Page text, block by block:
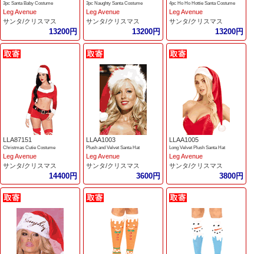
3pc Santa Baby Costume
Leg Avenue
サンタ/クリスマス
13200円
3pc Naughty Santa Costume
Leg Avenue
サンタ/クリスマス
13200円
4pc Ho Ho Hottie Santa Costume
Leg Avenue
サンタ/クリスマス
13200円
LLA87151
Christmas Cutie Costume
Leg Avenue
サンタ/クリスマス
14400円
LLAA1003
Plush and Velvet Santa Hat
Leg Avenue
サンタ/クリスマス
3600円
LLAA1005
Long Velvet Plush Santa Hat
Leg Avenue
サンタ/クリスマス
3800円